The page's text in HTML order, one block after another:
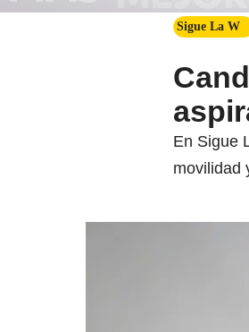
Sigue La W
En Sigue
movilidad